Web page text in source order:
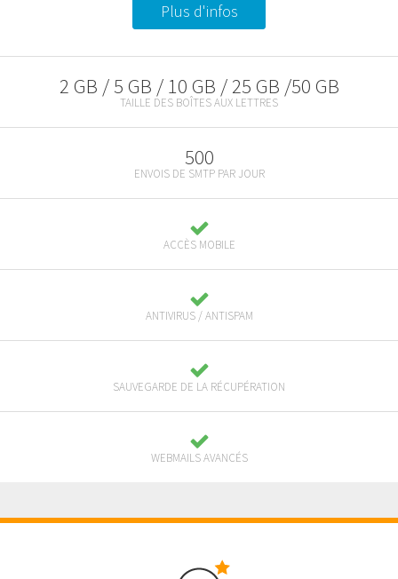
Plus d'infos
2 GB / 5 GB / 10 GB / 25 GB /50 GB
TAILLE DES BOÎTES AUX LETTRES
500
ENVOIS DE SMTP PAR JOUR
ACCÈS MOBILE
ANTIVIRUS / ANTISPAM
SAUVEGARDE DE LA RÉCUPÉRATION
WEBMAILS AVANCÉS